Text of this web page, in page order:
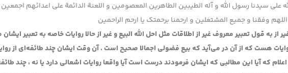
علی سیدنا رسول الله و آله الطیبین الطاهرین المعصومین و اللعنة الدائمة علی اعدائهم اجمعین
اللهم وفقنا و جمیع المشتغلین و ارحمنا برحمتک یا ارحم الراحمین
قول تعبیر معروف غیر از اطلاقات مثل احل الله البیع و غیر از حالا روایات خاصه به تعبیر ایشان
هست که از آن در می‌آید که بیع فضولی اجمالا صحیح است . آن وقت ایشان چند طائفه‌ای از
که آیا این مطالبی که ایشان فرمودند درست است آیا واقعا روایات اشعالی دارد یا نه ، چند